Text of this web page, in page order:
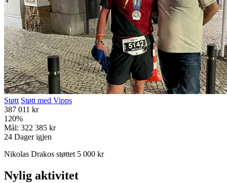
Støtt Støtt med Vipps
387 011 kr
120%
Mål: 322 385 kr
24 Dager igjen
Nikolas Drakos støttet 5 000 kr
Nylig aktivitet